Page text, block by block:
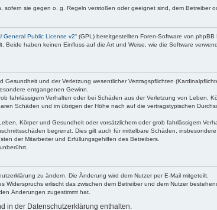
sie gegen o. g. Regeln verstoßen oder geeignet sind, dem Betreiber
General Public License v2“ (GPL) bereitgestellten Foren-Software von
Beide haben keinen Einfluss auf die Art und Weise, wie die Software
und der Verletzung wesentlicher Vertragspflichten
entgangenen Gewinn.
fahrlässigem Verhalten oder bei Schäden aus der Verletzung von Leben,
Schäden und im übrigen der Höhe nach auf die vertragstypischen
Körper und Gesundheit oder vorsätzlichem oder grob fahrlässigem
begrenzt. Dies gilt auch für mittelbare Schäden,
der Mitarbeiter und Erfüllungsgehilfen des Betreibers.
zu ändern. Die Änderung wird dem Nutzer per E-Mail mitgeteilt.
erlischt das zwischen dem Betreiber und dem Nutzer
Änderungen zugestimmt hat.
in der Datenschutzerklärung enthalten.